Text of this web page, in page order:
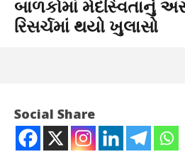
બાળકોમાં મેદસ્વિતાનું
રિસર્ચમાં થયો ખુલાસો
Social Share